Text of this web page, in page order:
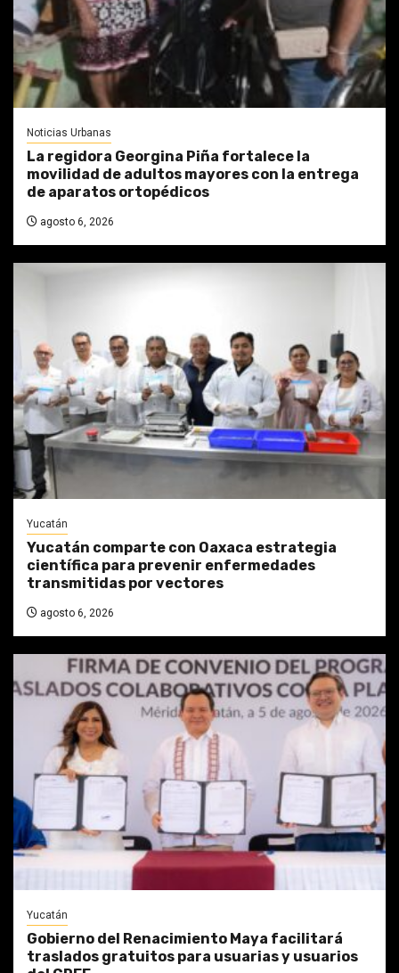
Noticias Urbanas
La regidora Georgina Piña fortalece la
movilidad de adultos mayores con la entrega
de aparatos ortopédicos
agosto 6, 2026
Yucatán
Yucatán comparte con Oaxaca estrategia
científica para prevenir enfermedades
transmitidas por vectores
agosto 6, 2026
Yucatán
Gobierno del Renacimiento Maya facilitará
traslados gratuitos para usuarias y usuarios